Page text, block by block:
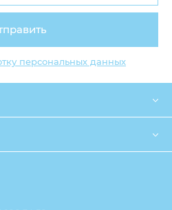
персональных данных